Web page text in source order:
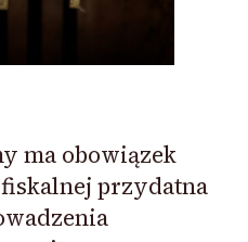
ma obowiązek
przydatna